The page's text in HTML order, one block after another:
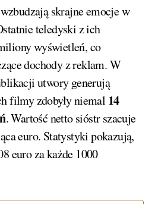
skrajne emocje w
teledyski z ich
wyświetleń, co
dochody z reklam. W
utwory generują
filmy zdobyły niemal 14
. Wartość netto sióstr szacuje
euro. Statystyki pokazują,
euro za każde 1000